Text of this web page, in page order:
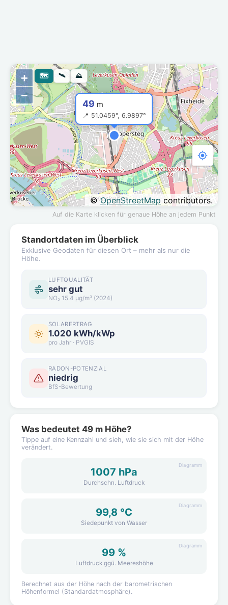
49 m
📍 51.0459°, 6.9897°
+
−
©OpenStreetMapcontributors.
🗺 🛰 ⛰
Auf die Karte klicken für genaue Höhe an jedem Punkt
Standortdaten im Überblick
Exklusive Geodaten für diesen Ort – mehr als nur die
Höhe.
LUFTQUALITÄT
sehr gut
NO₂ 15.4 µg/m³ (2024)
SOLARERTRAG
1.020 kWh/kWp
pro Jahr · PVGIS
RADON-POTENZIAL
niedrig
BfS-Bewertung
Was bedeutet 49 m Höhe?
Tippe auf eine Kennzahl und sieh, wie sie sich mit der Höhe
verändert.
1007 hPa
Durchschn. Luftdruck
Diagramm
99,8 °C
Siedepunkt von Wasser
Diagramm
99 %
Luftdruck ggü. Meereshöhe
Diagramm
Berechnet aus der Höhe nach der barometrischen
Höhenformel (Standardatmosphäre).